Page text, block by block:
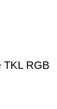
TKL RGB